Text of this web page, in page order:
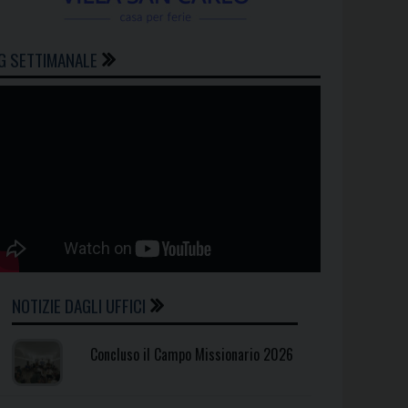
SETTIMANALE
NOTIZIE DAGLI UFFICI
Concluso il Campo Missionario 2026